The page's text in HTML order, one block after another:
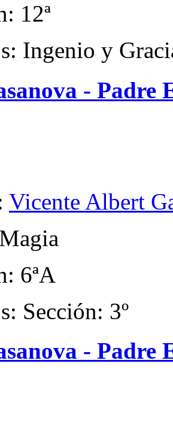
12ª
Ingenio y
- Padre
Vicente Albert
6ªA
Sección: 3º
- Padre